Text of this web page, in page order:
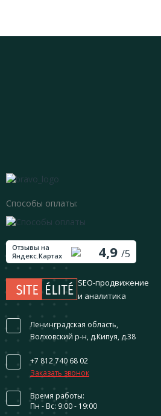
Способы оплаты:
Отзывы на
Яндекс.Картах
4,9 /5
SEO-продвижение
и аналитика
Ленинградская область,
Волховский р-н, д.Кипуя, д.38
+7 812 740 68 02
Заказать звонок
Время работы:
Пн - Вс: 9:00 - 19:00